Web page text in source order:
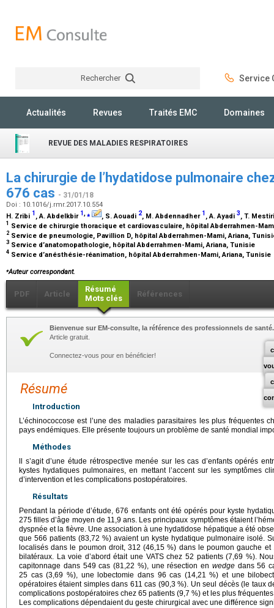
Rechercher Service
Actualités Revues Traités EMC Domaines
REVUE DES MALADIES RESPIRATOIRES
La chirurgie de l’hydatidose pulmonaire
676 cas - 31/01/18
Doi : 10.1016/j.rmr.2017.10.554
H. Zribi 1 , A. Abdelkbir 1,⁎ , S. Aouadi 2, M. Abdennadher 1 , A. Ayadi 3, T.
1 Service de chirurgie thoracique et cardiovasculaire, hôpital Abderrahmen-
2 Service de pneumologie, Pavillion D, hôpital Abderrahmen-Mami, Ariana,
3 Service d’anatomopathologie, hôpital Abderrahmen-Mami, Ariana, Tunisie
4 Service d’anésthésie-réanimation, hôpital Abderrahmen-Mami, Ariana, Tunisie
⁎Auteur correspondant.
PDF Article
Résumé
Mots clés
Références
Bienvenue sur EM-consulte, la référence des professionnels de santé.
Article gratuit.
Connectez-vous pour en bénéficier!
Résumé
Introduction
L’échinococcose est l’une des maladies parasitaires les plus fréquentes
pays endémiques. Elle présente toujours un problème de santé mondial
Méthodes
ll s’agit d’une étude rétrospective menée sur les cas d’enfants opérés
kystes hydatiques pulmonaires, en mettant l’accent sur les symptômes
d’intervention et les complications postopératoires.
Résultats
Pendant la période d’étude, 676 enfants ont été opérés pour kyste
275 filles d’âge moyen de 11,9 ans. Les principaux symptômes étaient
dyspnée et la fièvre. Une association à une hydatidose hépatique a été
que 566 patients (83,72 %) avaient un kyste hydatique pulmonaire isolé.
localisés dans le poumon droit, 312 (46,15 %) dans le poumon gauche
bilatéraux. La voie d’abord était une VATS chez 52 patients (7,69 %).
capitonnage dans 549 cas (81,22 %), une résection en wedgedans 56
25 cas (3,69 %), une lobectomie dans 96 cas (14,21 %) et une
opératoires étaient simples dans 611 cas (90,3 %). Un seul décès (le taux
complications postopératoires chez 65 patients (9,7 %) et les plus
Les complications dépendaient du geste chirurgical avec une différence